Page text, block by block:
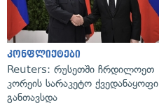
კონფლიქტები
Reuters: რუსეთში ჩრდილოეთ
კორეის სარაკეტო ქვედანაყოფი
განთავსდა